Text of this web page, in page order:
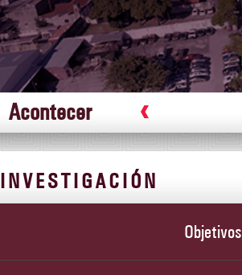
Acontecer
INVESTIGACIÓN
Objetivos